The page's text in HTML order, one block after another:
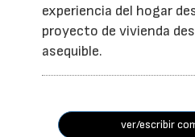
experiencia del hogar
proyecto de vivienda
asequible.
ver/escribir